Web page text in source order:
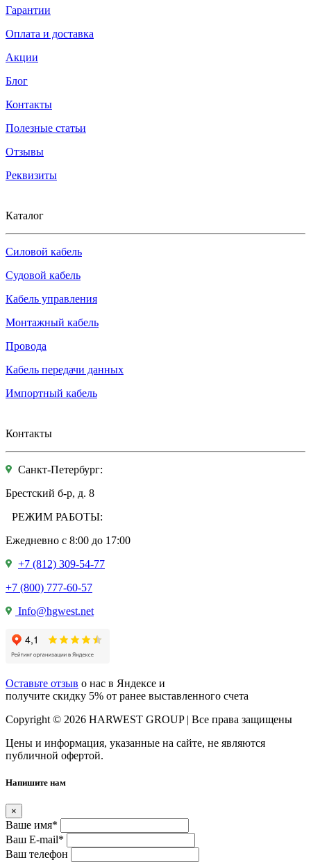
Гарантии
Оплата и доставка
Акции
Блог
Контакты
Полезные статьи
Отзывы
Реквизиты
Каталог
Силовой кабель
Судовой кабель
Кабель управления
Монтажный кабель
Провода
Кабель передачи данных
Импортный кабель
Контакты
Санкт-Петербург:
Брестский б-р, д. 8
РЕЖИМ РАБОТЫ:
Ежедневно c 8:00 до 17:00
+7 (812) 309-54-77
+7 (800) 777-60-57
Info@hgwest.net
Оставьте отзыв о нас в Яндексе и
получите скидку 5% от ранее выставленного счета
Copyright © 2026 HARWEST GROUP | Все права защищены
Цены и информация, указанные на сайте, не являются
публичной офертой.
Напишите нам
×
Ваше имя*
Ваш E-mail*
Ваш телефон